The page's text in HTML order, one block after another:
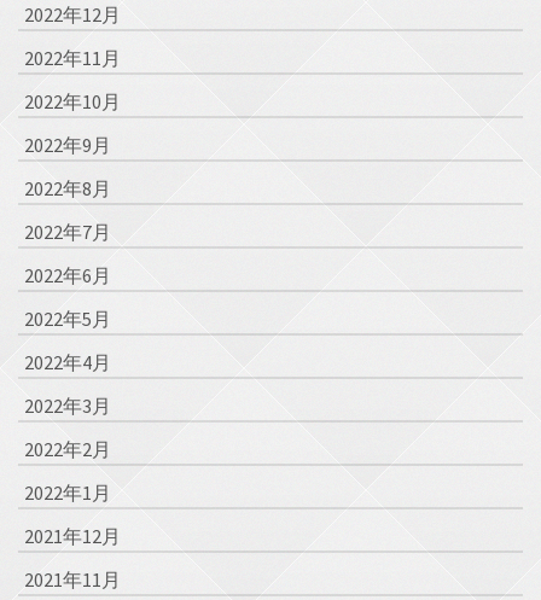
2022年12月
2022年11月
2022年10月
2022年9月
2022年8月
2022年7月
2022年6月
2022年5月
2022年4月
2022年3月
2022年2月
2022年1月
2021年12月
2021年11月